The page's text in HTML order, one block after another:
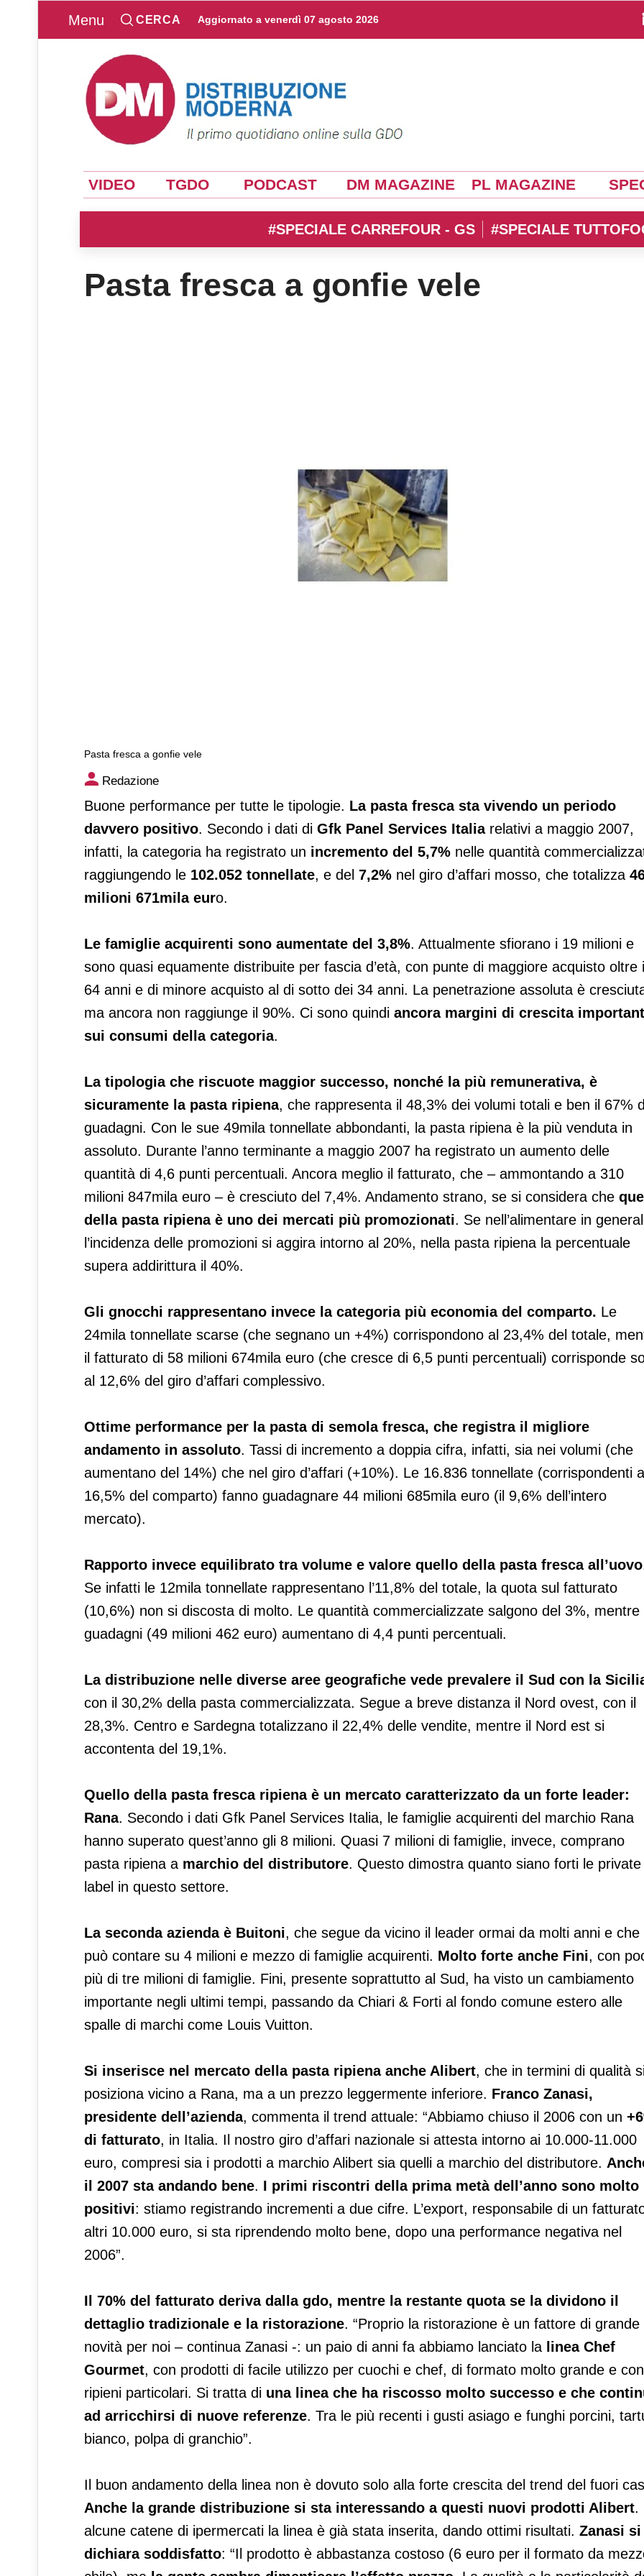
Menu CERCA Aggiornato a venerdì 07 agosto 2026
VIDEO TGDO PODCAST DM MAGAZINE PL MAGAZINE
#SPECIALE CARREFOUR - GS #SPECIALE
Pasta fresca a gonfie vele
Pasta fresca a gonfie vele
Pasta fresca a gonfie vele
Redazione
Buone performance per tutte le tipologie. La pasta fresca sta vivendo un periodo
davvero positivo. Secondo i dati di Gfk Panel Services Italiarelativi a maggio 2007,
infatti, la categoria ha registrato un incremento del 5,7% nelle quantità
raggiungendo le 102.052 tonnellate, e del 7,2% nel giro d’affari mosso, che totalizza
milioni 671mila euro.
Le famiglie acquirenti sono aumentate del 3,8%. Attualmente sfiorano i 19 milioni e
sono quasi equamente distribuite per fascia d’età, con punte di maggiore acquisto oltre i
64 anni e di minore acquisto al di sotto dei 34 anni. La penetrazione assoluta è
ma ancora non raggiunge il 90%. Ci sono quindi ancora margini di crescita
sui consumi della categoria.
La tipologia che riscuote maggior successo, nonché la più remunerativa, è
sicuramente la pasta ripiena, che rappresenta il 48,3% dei volumi totali e ben il 67%
guadagni. Con le sue 49mila tonnellate abbondanti, la pasta ripiena è la più venduta in
assoluto. Durante l’anno terminante a maggio 2007 ha registrato un aumento delle
quantità di 4,6 punti percentuali. Ancora meglio il fatturato, che – ammontando a 310
milioni 847mila euro – è cresciuto del 7,4%. Andamento strano, se si considera che
della pasta ripiena è uno dei mercati più promozionati. Se nell’alimentare in
l’incidenza delle promozioni si aggira intorno al 20%, nella pasta ripiena la percentuale
supera addirittura il 40%.
Gli gnocchi rappresentano invece la categoria più economia del comparto. Le
24mila tonnellate scarse (che segnano un +4%) corrispondono al 23,4% del totale,
il fatturato di 58 milioni 674mila euro (che cresce di 6,5 punti percentuali) corrisponde
al 12,6% del giro d’affari complessivo.
Ottime performance per la pasta di semola fresca, che registra il migliore
andamento in assoluto. Tassi di incremento a doppia cifra, infatti, sia nei volumi (che
aumentano del 14%) che nel giro d’affari (+10%). Le 16.836 tonnellate (corrispondenti
16,5% del comparto) fanno guadagnare 44 milioni 685mila euro (il 9,6% dell’intero
mercato).
Rapporto invece equilibrato tra volume e valore quello della pasta fresca all’uovo
Se infatti le 12mila tonnellate rappresentano l’11,8% del totale, la quota sul fatturato
(10,6%) non si discosta di molto. Le quantità commercializzate salgono del 3%, mentre
guadagni (49 milioni 462 euro) aumentano di 4,4 punti percentuali.
La distribuzione nelle diverse aree geografiche vede prevalere il Sud con la
con il 30,2% della pasta commercializzata. Segue a breve distanza il Nord ovest, con il
28,3%. Centro e Sardegna totalizzano il 22,4% delle vendite, mentre il Nord est si
accontenta del 19,1%.
Quello della pasta fresca ripiena è un mercato caratterizzato da un forte leader:
Rana. Secondo i dati Gfk Panel Services Italia, le famiglie acquirenti del marchio Rana
hanno superato quest’anno gli 8 milioni. Quasi 7 milioni di famiglie, invece, comprano
pasta ripiena a marchio del distributore. Questo dimostra quanto siano forti le private
label in questo settore.
La seconda azienda è Buitoni, che segue da vicino il leader ormai da molti anni e che
può contare su 4 milioni e mezzo di famiglie acquirenti. Molto forte anche Fini, con
più di tre milioni di famiglie. Fini, presente soprattutto al Sud, ha visto un cambiamento
importante negli ultimi tempi, passando da Chiari & Forti al fondo comune estero alle
spalle di marchi come Louis Vuitton.
Si inserisce nel mercato della pasta ripiena anche Alibert, che in termini di qualità
posiziona vicino a Rana, ma a un prezzo leggermente inferiore. Franco Zanasi,
presidente dell’azienda, commenta il trend attuale: “Abbiamo chiuso il 2006 con un
di fatturato, in Italia. Il nostro giro d’affari nazionale si attesta intorno ai 10.000-11.000
euro, compresi sia i prodotti a marchio Alibert sia quelli a marchio del distributore.
il 2007 sta andando bene. I primi riscontri della prima metà dell’anno sono molto
positivi: stiamo registrando incrementi a due cifre. L’export, responsabile di un
altri 10.000 euro, si sta riprendendo molto bene, dopo una performance negativa nel
2006”.
Il 70% del fatturato deriva dalla gdo, mentre la restante quota se la dividono il
dettaglio tradizionale e la ristorazione. “Proprio la ristorazione è un fattore di grande
novità per noi – continua Zanasi -: un paio di anni fa abbiamo lanciato la linea Chef
Gourmet, con prodotti di facile utilizzo per cuochi e chef, di formato molto grande e con
ripieni particolari. Si tratta di una linea che ha riscosso molto successo e che
ad arricchirsi di nuove referenze. Tra le più recenti i gusti asiago e funghi porcini,
bianco, polpa di granchio”.
Il buon andamento della linea non è dovuto solo alla forte crescita del trend del fuori
Anche la grande distribuzione si sta interessando a questi nuovi prodotti Alibert.
alcune catene di ipermercati la linea è già stata inserita, dando ottimi risultati. Zanasi si
dichiara soddisfatto: “Il prodotto è abbastanza costoso (6 euro per il formato da